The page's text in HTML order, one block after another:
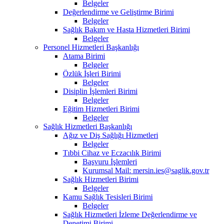
Belgeler
Değerlendirme ve Geliştirme Birimi
Belgeler
Sağlık Bakım ve Hasta Hizmetleri Birimi
Belgeler
Personel Hizmetleri Başkanlığı
Atama Birimi
Belgeler
Özlük İşleri Birimi
Belgeler
Disiplin İşlemleri Birimi
Belgeler
Eğitim Hizmetleri Birimi
Belgeler
Sağlık Hizmetleri Başkanlığı
Ağız ve Diş Sağlığı Hizmetleri
Belgeler
Tıbbi Cihaz ve Eczacılık Birimi
Başvuru İşlemleri
Kurumsal Mail: mersin.ies@saglik.gov.tr
Sağlık Hizmetleri Birimi
Belgeler
Kamu Sağlık Tesisleri Birimi
Belgeler
Sağlık Hizmetleri İzleme Değerlendirme ve